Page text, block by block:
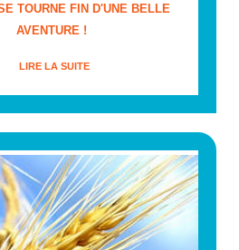
TOURNE FIN D'UNE BELLE
AVENTURE !
LIRE LA SUITE